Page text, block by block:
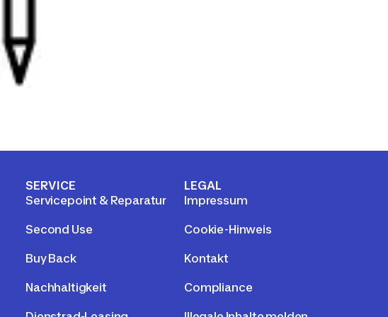
SERVICE
Servicepoint & Reparatur
Second Use
Buy Back
Nachhaltigkeit
LEGAL
Impressum
Cookie-Hinweis
Kontakt
Compliance